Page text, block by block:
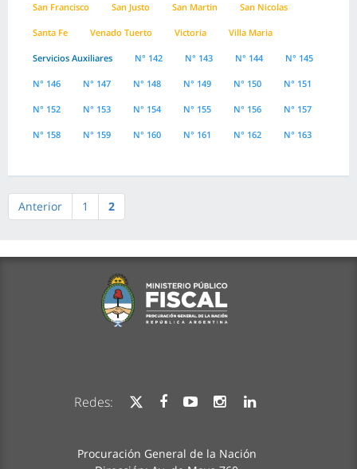
San Francisco San Justo San Martin San Nicolas
Santa Fe Venado Tuerto Victoria Villa Maria
Servicios Auxiliares N° 142 N° 143 N° 144 N° 145
N° 146 N° 147 N° 148 N° 149 N° 150 N° 151
N° 152 N° 153 N° 154 N° 155 N° 156 N° 157
N° 158 N° 159 N° 160 N° 161 N° 162 N° 163
Anterior 1 2
Redes:
Procuración General de la Nación